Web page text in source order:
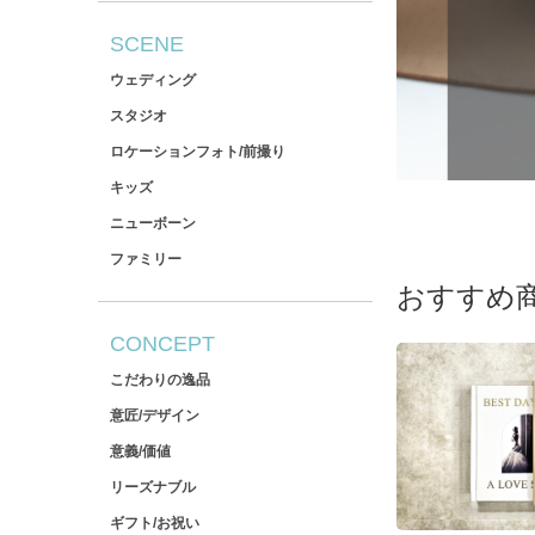
SCENE
ウェディング
スタジオ
ロケーションフォト/前撮り
キッズ
ニューボーン
ファミリー
CONCEPT
こだわりの逸品
意匠/デザイン
意義/価値
リーズナブル
ギフト/お祝い
おすすめ